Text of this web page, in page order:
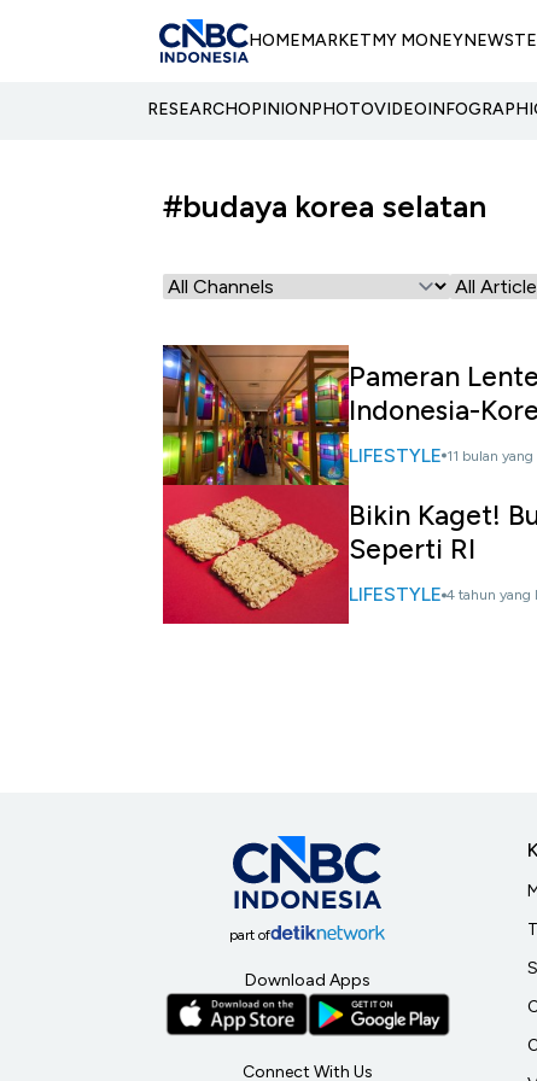
HOMEMARKETMY MONEYNEWS
RESEARCHOPINIONPHOTOVIDEO
#budaya korea selatan
Pameran
Indonesia-
LIFESTYLE 11 bulan yang
Bikin Kaget!
Seperti RI
LIFESTYLE 4 tahun yang
part of
Download Apps
Connect With Us